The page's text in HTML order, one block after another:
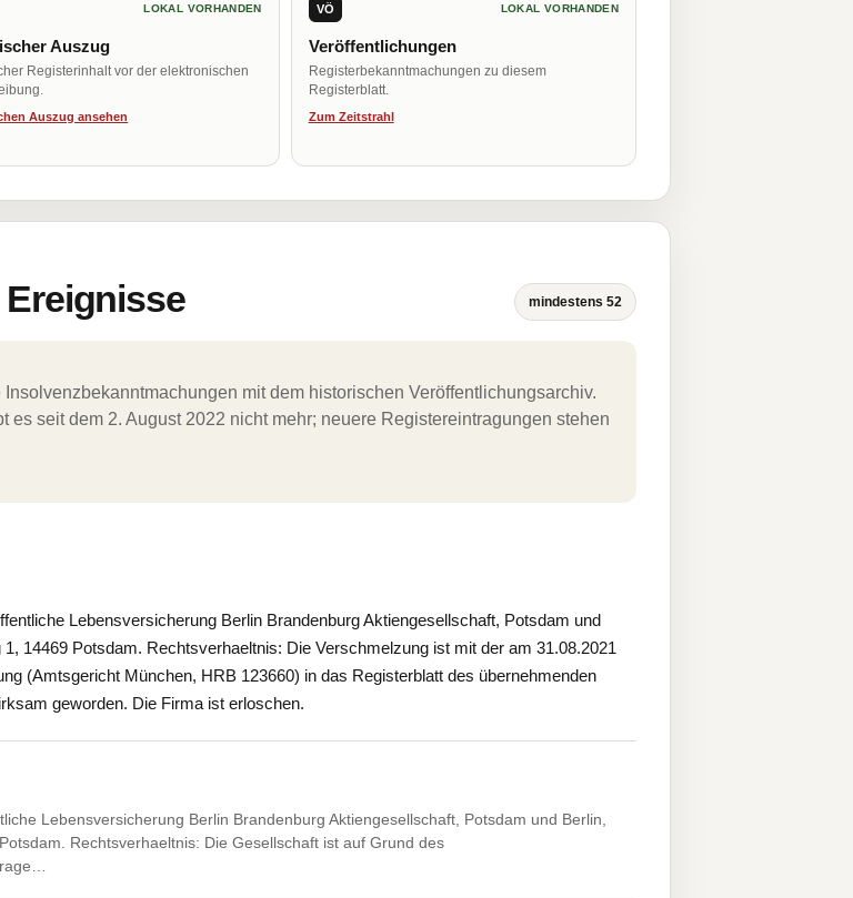
LOKAL VORHANDEN
Auszug
Registerinhalt vor der elektronischen
Auszug ansehen
VÖ LOKAL VORHANDEN
Veröffentlichungen
Registerbekanntmachungen zu diesem
Registerblatt.
Zum Zeitstrahl
mindestens 52
mit dem historischen Veröffentlichungsarchiv.
seit dem 2. August 2022 nicht mehr; neuere Registereintragungen stehen
Lebensversicherung Berlin Brandenburg Aktiengesellschaft, Potsdam und
1, 14469 Potsdam. Rechtsverhaeltnis: Die Verschmelzung ist mit der am 31.08.2021
(Amtsgericht München, HRB 123660) in das Registerblatt des übernehmenden
geworden. Die Firma ist erloschen.
Lebensversicherung Berlin Brandenburg Aktiengesellschaft, Potsdam und Berlin,
Rechtsverhaeltnis: Die Gesellschaft ist auf Grund des